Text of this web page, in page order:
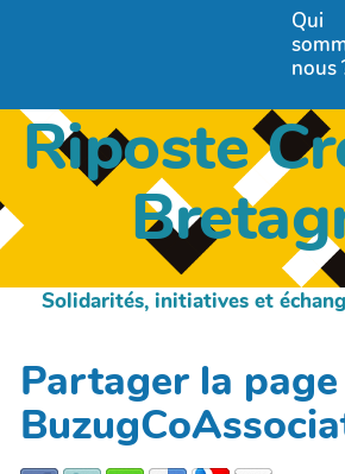
Qui
nous
Riposte
Solidarités, initiatives et
Partager la page